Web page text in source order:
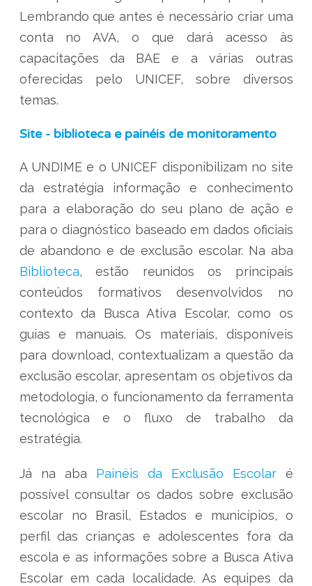
Lembrando que antes é necessário criar uma
conta no AVA, o que dará acesso às
capacitações da BAE e a várias outras
oferecidas pelo UNICEF, sobre diversos
temas.
Site - biblioteca e painéis de monitoramento
A UNDIME e o UNICEF disponibilizam no site
da estratégia informação e conhecimento
para a elaboração do seu plano de ação e
para o diagnóstico baseado em dados oficiais
de abandono e de exclusão escolar. Na aba
Biblioteca, estão reunidos os principais
conteúdos formativos desenvolvidos no
contexto da Busca Ativa Escolar, como os
guias e manuais. Os materiais, disponíveis
para download, contextualizam a questão da
exclusão escolar, apresentam os objetivos da
metodologia, o funcionamento da ferramenta
tecnológica e o fluxo de trabalho da
estratégia.
Já na aba Painéis da Exclusão Escolaré
possível consultar os dados sobre exclusão
escolar no Brasil, Estados e municípios, o
perfil das crianças e adolescentes fora da
escola e as informações sobre a Busca Ativa
Escolar em cada localidade. As equipes da